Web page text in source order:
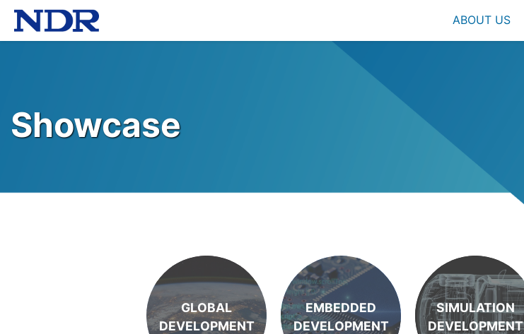
ABOUT US
Showcase
GLOBAL
DEVELOPMENT
EMBEDDED
DEVELOPMENT
SIMULATION
DEVELOPMENT